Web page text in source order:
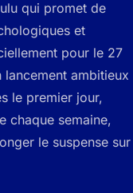
qui promet de
et
pour le 27
ambitieux
le premier jour,
chaque semaine,
le suspense sur